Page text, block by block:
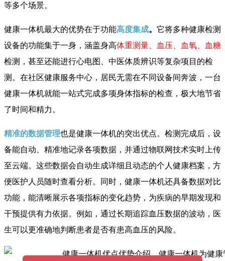
等多个场景。
健康一体机最大的优势在于功能高度集成。 它将多种健康检测
设备的功能集于一身，涵盖身高体重测量、血压、血氧、血糖
检测，甚至还能进行心电图、中医体质辨识等复杂项目的检
测。在社区健康服务中心，居民无需在不同设备间奔波，一台
健康一体机就能一站式完成多项身体指标的检查，极大地节省
了时间和精力。
精准的数据管理也是健康一体机的突出优点。检测完成后，设
备能自动、精准地记录各项数据，并通过物联网技术实时上传
至云端。这些数据会自动生成详细且动态的个人健康档案，方
便医护人员随时查看分析。同时，健康一体机还具备数据对比
功能，能清晰展示各项指标的变化趋势，为疾病的早期发现和
干预提供有力依据。例如，通过长期追踪血压数据的波动，医
生可以更准确地判断患者是否有患高血压的风险。